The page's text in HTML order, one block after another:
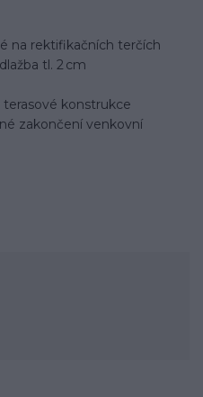
na rektifikačních terčích
tl. 2 cm
terasové konstrukce
zakončení venkovní